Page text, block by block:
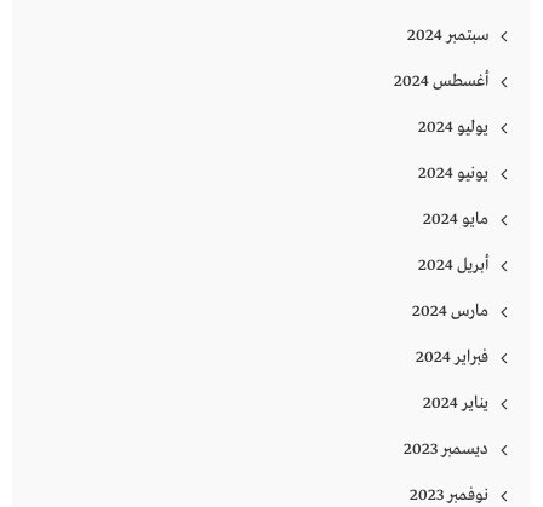
سبتمبر 2024
أغسطس 2024
يوليو 2024
يونيو 2024
مايو 2024
أبريل 2024
مارس 2024
فبراير 2024
يناير 2024
ديسمبر 2023
نوفمبر 2023